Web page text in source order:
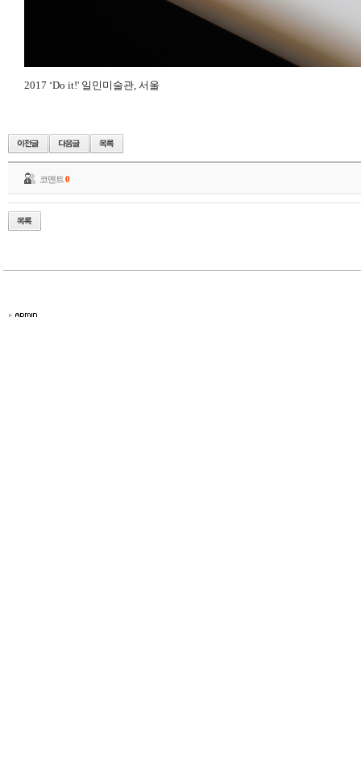
2017 ‘Do it!' 일민미술관, 서울
코멘트 0